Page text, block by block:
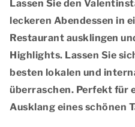
Lassen Sie den
leckeren Abendessen in
Restaurant ausklingen
Highlights. Lassen Sie
besten lokalen und
überraschen. Perfekt für
Ausklang eines schönen